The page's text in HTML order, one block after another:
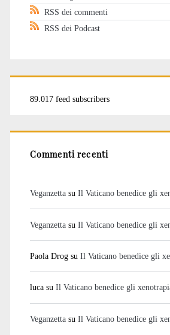
RSS dei commenti
RSS dei Podcast
89.017 feed subscribers
Commenti recenti
Veganzettasu Il Vaticano benedice gli
Veganzettasu Il Vaticano benedice gli
Paola Drogsu Il Vaticano benedice gli
lucasu Il Vaticano benedice gli
Veganzettasu Il Vaticano benedice gli